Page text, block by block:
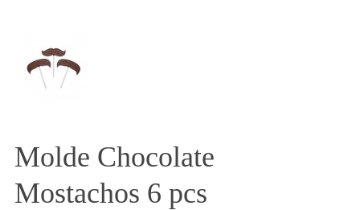
Molde Chocolate
Mostachos 6 pcs